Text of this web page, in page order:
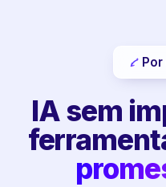
Por
IA sem